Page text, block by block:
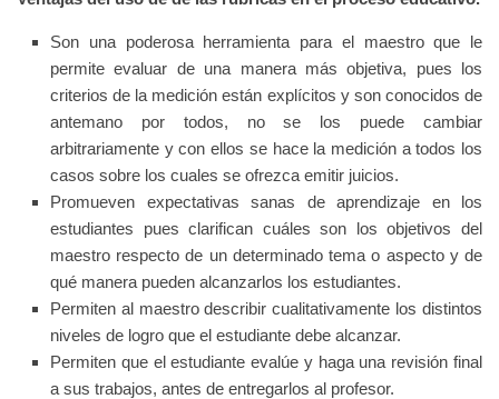
Son una poderosa herramienta para el maestro que le
permite evaluar de una manera más objetiva, pues los
criterios de la medición están explícitos y son conocidos de
antemano por todos, no se los puede cambiar
arbitrariamente y con ellos se hace la medición a todos los
casos sobre los cuales se ofrezca emitir juicios.
Promueven expectativas sanas de aprendizaje en los
estudiantes pues clarifican cuáles son los objetivos del
maestro respecto de un determinado tema o aspecto y de
qué manera pueden alcanzarlos los estudiantes.
Permiten al maestro describir cualitativamente los distintos
niveles de logro que el estudiante debe alcanzar.
Permiten que el estudiante evalúe y haga una revisión final
a sus trabajos, antes de entregarlos al profesor.